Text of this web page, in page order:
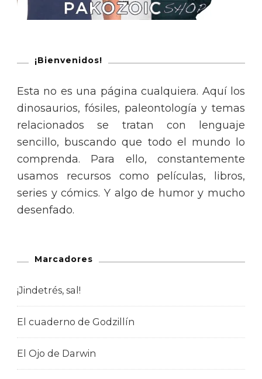
¡Bienvenidos!
Esta no es una página cualquiera. Aquí los
dinosaurios, fósiles, paleontología y temas
relacionados se tratan con lenguaje
sencillo, buscando que todo el mundo lo
comprenda. Para ello, constantemente
usamos recursos como películas, libros,
series y cómics. Y algo de humor y mucho
desenfado.
Marcadores
¡Jindetrés, sal!
El cuaderno de Godzillín
El Ojo de Darwin